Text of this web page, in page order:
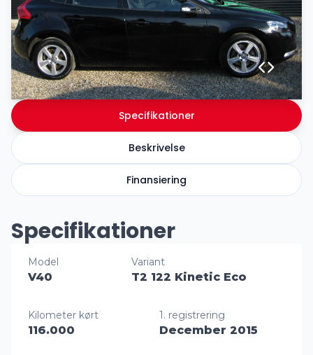
Specifikationer
Beskrivelse
Finansiering
Specifikationer
Model
V40
Variant
T2 122 Kinetic Eco
Kilometer kørt
116.000
1. registrering
December 2015